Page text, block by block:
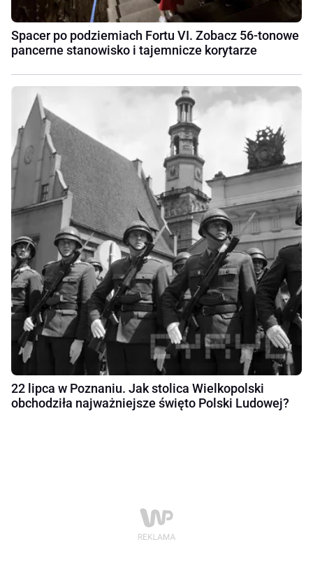
Spacer po podziemiach Fortu VI. Zobacz 56-tonowe
pancerne stanowisko i tajemnicze korytarze
22 lipca w Poznaniu. Jak stolica Wielkopolski
obchodziła najważniejsze święto Polski Ludowej?